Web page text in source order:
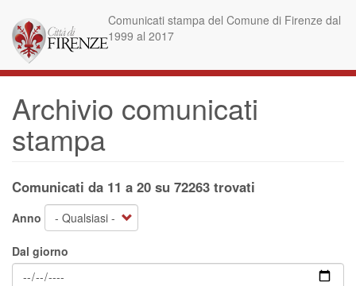
contenuto
principale
Comunicati stampa del Comune di Firenze dal
1999 al 2017
Archivio comunicati
stampa
Comunicati da 11 a 20 su 72263 trovati
Anno
Dal giorno